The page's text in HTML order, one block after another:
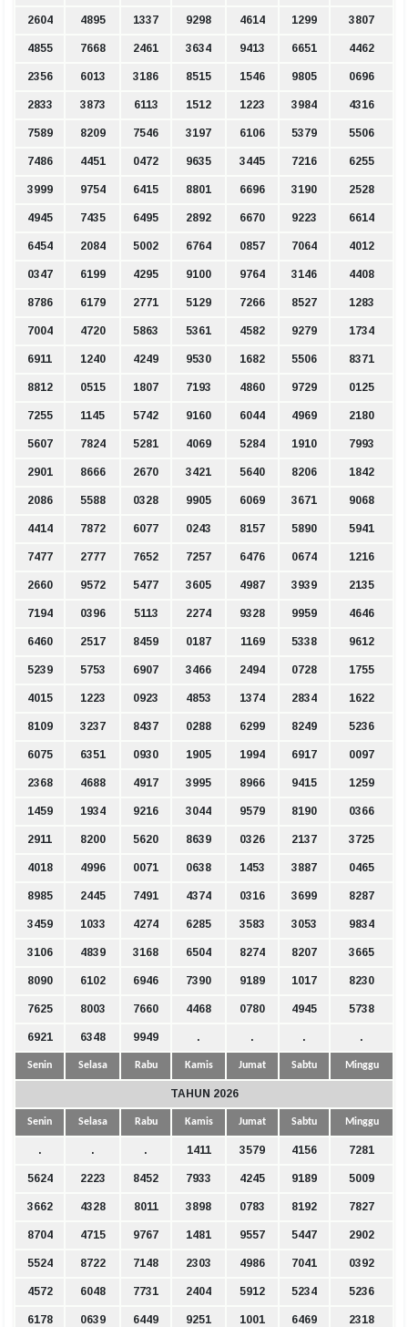
2604 4895 1337 9298 4614 1299 3807
4855 7668 2461 3634 9413 6651 4462
2356 6013 3186 8515 1546 9805 0696
2833 3873 6113 1512 1223 3984 4316
7589 8209 7546 3197 6106 5379 5506
7486 4451 0472 9635 3445 7216 6255
3999 9754 6415 8801 6696 3190 2528
4945 7435 6495 2892 6670 9223 6614
6454 2084 5002 6764 0857 7064 4012
0347 6199 4295 9100 9764 3146 4408
8786 6179 2771 5129 7266 8527 1283
7004 4720 5863 5361 4582 9279 1734
6911 1240 4249 9530 1682 5506 8371
8812 0515 1807 7193 4860 9729 0125
7255 1145 5742 9160 6044 4969 2180
5607 7824 5281 4069 5284 1910 7993
2901 8666 2670 3421 5640 8206 1842
2086 5588 0328 9905 6069 3671 9068
4414 7872 6077 0243 8157 5890 5941
7477 2777 7652 7257 6476 0674 1216
2660 9572 5477 3605 4987 3939 2135
7194 0396 5113 2274 9328 9959 4646
6460 2517 8459 0187 1169 5338 9612
5239 5753 6907 3466 2494 0728 1755
4015 1223 0923 4853 1374 2834 1622
8109 3237 8437 0288 6299 8249 5236
6075 6351 0930 1905 1994 6917 0097
2368 4688 4917 3995 8966 9415 1259
1459 1934 9216 3044 9579 8190 0366
2911 8200 5620 8639 0326 2137 3725
4018 4996 0071 0638 1453 3887 0465
8985 2445 7491 4374 0316 3699 8287
3459 1033 4274 6285 3583 3053 9834
3106 4839 3168 6504 8274 8207 3665
8090 6102 6946 7390 9189 1017 8230
7625 8003 7660 4468 0780 4945 5738
6921 6348 9949 . . . .
Senin Selasa Rabu Kamis Jumat Sabtu Minggu
TAHUN 2026
Senin Selasa Rabu Kamis Jumat Sabtu Minggu
. . . 1411 3579 4156 7281
5624 2223 8452 7933 4245 9189 5009
3662 4328 8011 3898 0783 8192 7827
8704 4715 9767 1481 9557 5447 2902
5524 8722 7148 2303 4986 7041 0392
4572 6048 7731 2404 5912 5234 5236
6178 0639 6449 9251 1001 6469 2318